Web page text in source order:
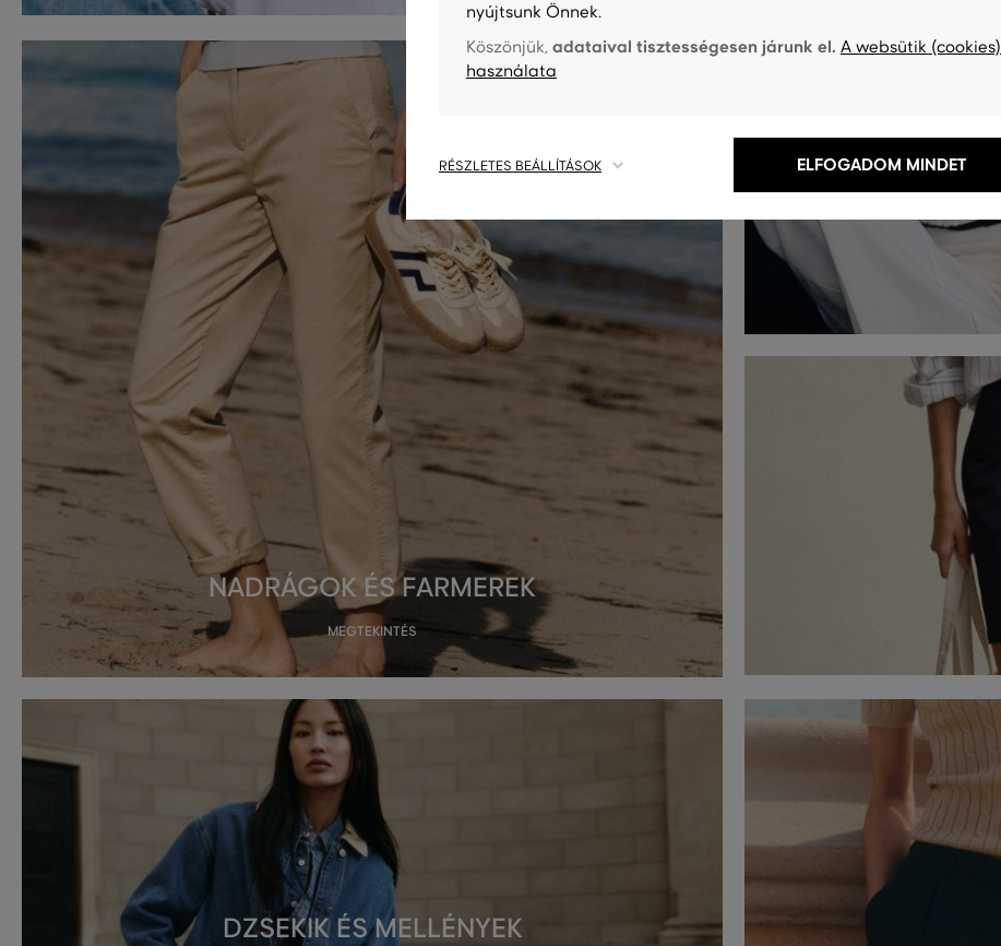
nyújtsunk Önnek.
Köszönjük,adataival tisztességesen járunk el. A websütik (cookies)
használata
RÉSZLETES BEÁLLÍTÁSOK ELFOGADOM MINDET